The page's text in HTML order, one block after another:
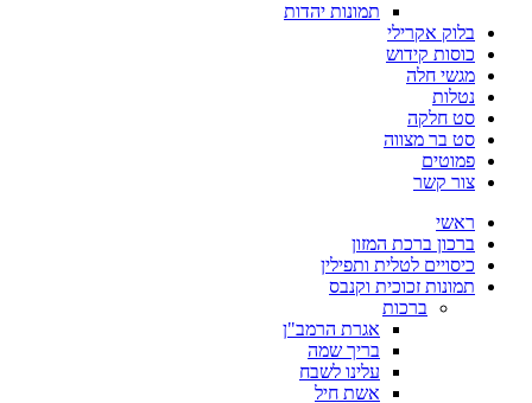
תמונות יהדות
בלוק אקרילי
כוסות קידוש
מגשי חלה
נטלות
סט חלקה
סט בר מצווה
פמוטים
צור קשר
ראשי
ברכון ברכת המזון
כיסויים לטלית ותפילין
תמונות זכוכית וקנבס
ברכות
אגרת הרמב"ן
בריך שמה
עלינו לשבח
אשת חיל